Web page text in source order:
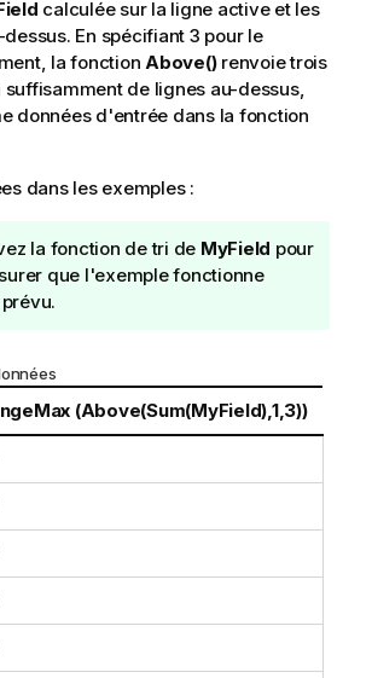
calculée sur la ligne active et les
En spécifiant 3 pour le
la fonction Above()renvoie trois
de lignes au-dessus,
données d'entrée dans la fonction
dans les exemples :
la fonction de tri de MyField pour
que l'exemple fonctionne
(Above(Sum(MyField),1,3))